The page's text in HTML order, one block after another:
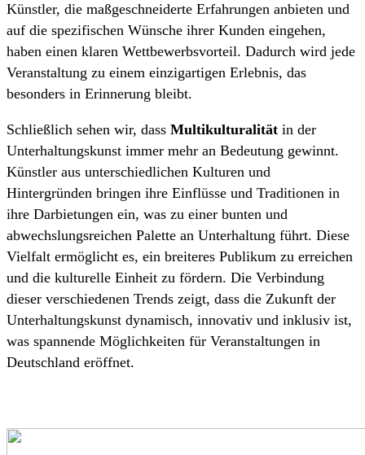
Künstler, die maßgeschneiderte Erfahrungen anbieten und
auf die spezifischen Wünsche ihrer Kunden eingehen,
haben einen klaren Wettbewerbsvorteil. Dadurch wird jede
Veranstaltung zu einem einzigartigen Erlebnis, das
besonders in Erinnerung bleibt.
Schließlich sehen wir, dass Multikulturalität in der
Unterhaltungskunst immer mehr an Bedeutung gewinnt.
Künstler aus unterschiedlichen Kulturen und
Hintergründen bringen ihre Einflüsse und Traditionen in
ihre Darbietungen ein, was zu einer bunten und
abwechslungsreichen Palette an Unterhaltung führt. Diese
Vielfalt ermöglicht es, ein breiteres Publikum zu erreichen
und die kulturelle Einheit zu fördern. Die Verbindung
dieser verschiedenen Trends zeigt, dass die Zukunft der
Unterhaltungskunst dynamisch, innovativ und inklusiv ist,
was spannende Möglichkeiten für Veranstaltungen in
Deutschland eröffnet.